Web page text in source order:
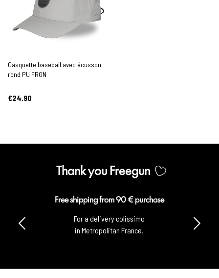
Casquette baseball avec écusson
rond PU FRGN
€24.90
Thank you Freegun
Free shipping from 90 € purchase
For a delivery colissimo
in Metropolitan France.